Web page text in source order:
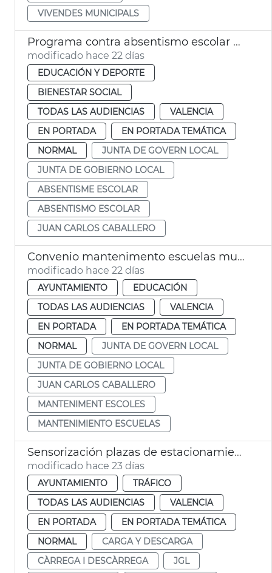
VIVENDES MUNICIPALS
Programa contra absentismo escolar València
modificado hace 22 días
EDUCACIÓN Y DEPORTE
BIENESTAR SOCIAL
TODAS LAS AUDIENCIAS
VALENCIA
EN PORTADA
EN PORTADA TEMÁTICA
NORMAL
JUNTA DE GOVERN LOCAL
JUNTA DE GOBIERNO LOCAL
ABSENTISME ESCOLAR
ABSENTISMO ESCOLAR
JUAN CARLOS CABALLERO
Convenio mantenimento escuelas municipales
modificado hace 22 días
AYUNTAMIENTO
EDUCACIÓN
TODAS LAS AUDIENCIAS
VALENCIA
EN PORTADA
EN PORTADA TEMÁTICA
NORMAL
JUNTA DE GOVERN LOCAL
JUNTA DE GOBIERNO LOCAL
JUAN CARLOS CABALLERO
MANTENIMENT ESCOLES
MANTENIMIENTO ESCUELAS
Sensorización plazas de estacionamiento PMR y carga y descarga
modificado hace 23 días
AYUNTAMIENTO
TRÁFICO
TODAS LAS AUDIENCIAS
VALENCIA
EN PORTADA
EN PORTADA TEMÁTICA
NORMAL
CARGA Y DESCARGA
CÀRREGA I DESCÀRREGA
JGL